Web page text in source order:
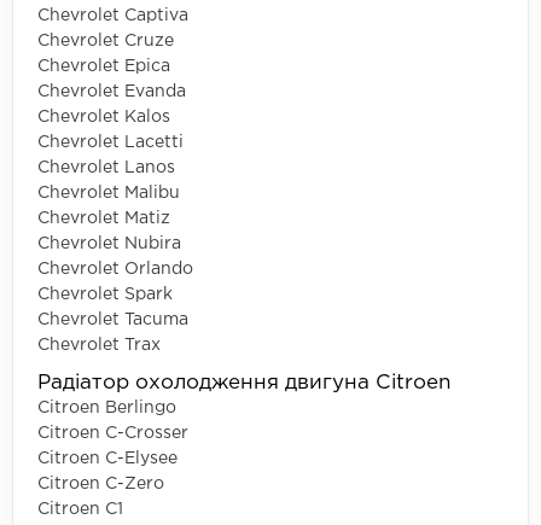
Chevrolet Captiva
Chevrolet Cruze
Chevrolet Epica
Chevrolet Evanda
Chevrolet Kalos
Chevrolet Lacetti
Chevrolet Lanos
Chevrolet Malibu
Chevrolet Matiz
Chevrolet Nubira
Chevrolet Orlando
Chevrolet Spark
Chevrolet Tacuma
Chevrolet Trax
Радіатор охолодження двигуна Citroen
Citroen Berlingo
Citroen C-Crosser
Citroen C-Elysee
Citroen C-Zero
Citroen C1